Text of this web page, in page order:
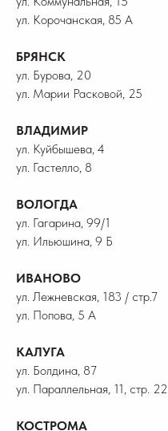
ул. Корочанская, 85 А
БРЯНСК
ул. Бурова, 20
ул. Марии Расковой, 25
ВЛАДИМИР
ул. Куйбышева, 4
ул. Гастелло, 8
ВОЛОГДА
ул. Гагарина, 99/1
ул. Ильюшина, 9 Б
ИВАНОВО
ул. Лежневская, 183 / стр.7
ул. Попова, 5 А
КАЛУГА
ул. Болдина, 87
ул. Параллельная, 11, стр. 22
КОСТРОМА